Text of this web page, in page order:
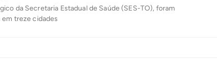
da Secretaria Estadual de Saúde (SES-TO), foram
treze cidades